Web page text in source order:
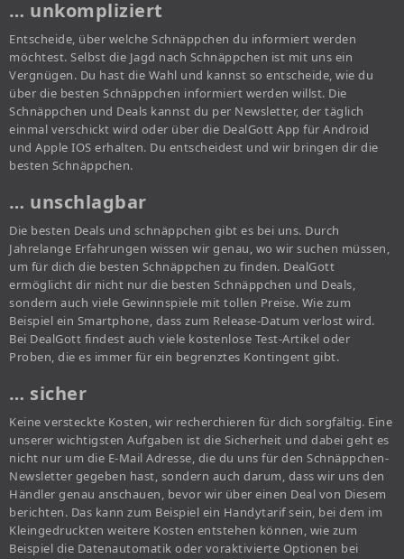
… unkompliziert
Entscheide, über welche Schnäppchen du informiert werden
möchtest. Selbst die Jagd nach Schnäppchen ist mit uns ein
Vergnügen. Du hast die Wahl und kannst so entscheide, wie du
über die besten Schnäppchen informiert werden willst. Die
Schnäppchen und Deals kannst du per Newsletter, der täglich
einmal verschickt wird oder über die DealGott App für Android
und Apple IOS erhalten. Du entscheidest und wir bringen dir die
besten Schnäppchen.
… unschlagbar
Die besten Deals und schnäppchen gibt es bei uns. Durch
Jahrelange Erfahrungen wissen wir genau, wo wir suchen müssen,
um für dich die besten Schnäppchen zu finden. DealGott
ermöglicht dir nicht nur die besten Schnäppchen und Deals,
sondern auch viele Gewinnspiele mit tollen Preise. Wie zum
Beispiel ein Smartphone, dass zum Release-Datum verlost wird.
Bei DealGott findest auch viele kostenlose Test-Artikel oder
Proben, die es immer für ein begrenztes Kontingent gibt.
… sicher
Keine versteckte Kosten, wir recherchieren für dich sorgfältig. Eine
unserer wichtigsten Aufgaben ist die Sicherheit und dabei geht es
nicht nur um die E-Mail Adresse, die du uns für den Schnäppchen-
Newsletter gegeben hast, sondern auch darum, dass wir uns den
Händler genau anschauen, bevor wir über einen Deal von Diesem
berichten. Das kann zum Beispiel ein Handytarif sein, bei dem im
Kleingedruckten weitere Kosten entstehen können, wie zum
Beispiel die Datenautomatik oder voraktivierte Optionen bei